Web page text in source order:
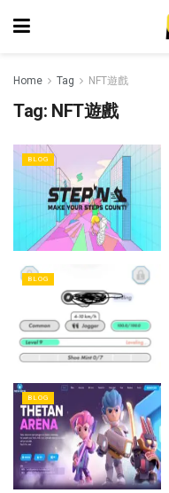
Home Tag NFT遊戲
Tag: NFT遊戲
BLOG
BLOG
BLOG